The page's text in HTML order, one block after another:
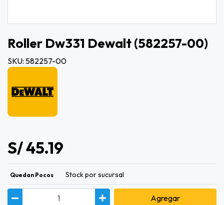
Roller Dw331 Dewalt (582257-00)
SKU: 582257-00
S/ 45.19
Quedan Pocos Stock por sucursal
Agregar